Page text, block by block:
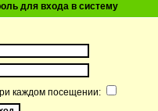
для входа в систему
каждом посещении: